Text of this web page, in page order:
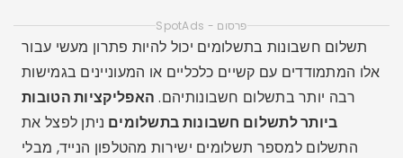
פרסום - SpotAds
תשלום חשבונות בתשלומים יכול להיות פתרון מעשי עבור
אלו המתמודדים עם קשיים כלכליים או המעוניינים בגמישות
רבה יותר בתשלום חשבונותיהם. האפליקציות הטובות
ביותר לתשלום חשבונות בתשלומים ניתן לפצל את
התשלום למספר תשלומים ישירות מהטלפון הנייד, מבלי